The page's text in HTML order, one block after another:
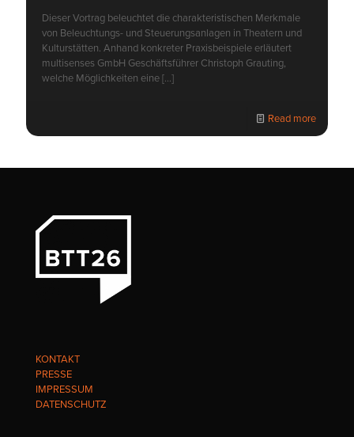
Dieser Vortrag beleuchtet die charakteristischen Merkmale
von Beleuchtungs- und Steuerungsanlagen in Theatern und
Kulturstätten. Anhand konkreter Praxisbeispiele erläutert
multisenses GmbH Geschäftsführer Christoph Grauting,
welche Möglichkeiten eine[…]
Read more
KONTAKT
PRESSE
IMPRESSUM
DATENSCHUTZ